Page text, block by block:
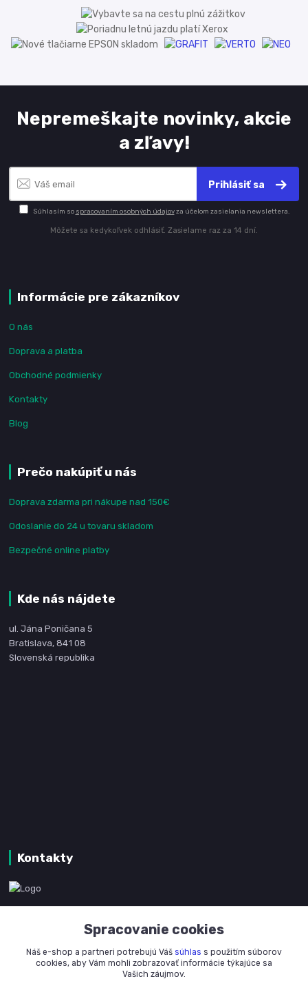
Nepremeškajte novinky, akcie
a zľavy!
Prihlásiť sa
Súhlasím so spracovaním osobných údajovza účelom zasielania newslettera.
Môžete sa kedykoľvek odhlásiť. Zasielame raz za 14 dní.
Informácie pre zákazníkov
O nás
Doprava a platba
Obchodné podmienky
Kontakty
Blog
Prečo nakúpiť u nás
Doprava zdarma pri nákupe nad 150€
Odoslanie do 24 u tovaru skladom
Bezpečné online platby
Kde nás nájdete
ul. Jána Poničana 5
Bratislava, 841 08
Slovenská republika
Kontakty
+421 905 327 801
(Po-Pia, 8-16 hod.)
Spracovanie cookies
Náš e-shop a partneri potrebujú Váš súhlas s použitím súborov
cookies, aby Vám mohli zobrazovať informácie týkajúce sa
Vašich záujmov.